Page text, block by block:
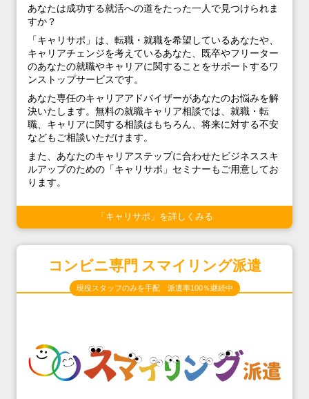
あなたは成功する就活への道をたった一人で見つけられま
すか？
「キャリサポ」は、転職・就職を希望しているあなたや、
キャリアチェンジを考えているあなた、既卒やフリーター
のあなたの就職やキャリアに関することをサポートするワ
ンストップサービスです。
あなた専任のキャリアアドバイザーがあなたのお悩みを解
決いたします。無料の就職キャリア相談では、就職・転
職、キャリアに関する相談はもちろん、将来に対する不安
などもご相談いただけます。
また、あなたのキャリアステップに合わせたビジネススキ
ルアップのための「キャリサポ」セミナーもご用意してお
ります。
「キャリサポ」を詳しくみる
コンビニ専門 スマイリング派遣
現役スタッフのみを手配 派遣率100％継続中